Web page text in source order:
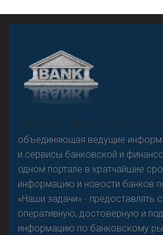
Резкого разворота на рынке
предвидится -
«Н
овости Банков России» –
объединяющая ведущие
и сервисы банковской и
одном портале в кратчайшие
информацию и новости банков
«Наши задачи» - предоставлять
оперативную, достоверную и
информацию по банковскому